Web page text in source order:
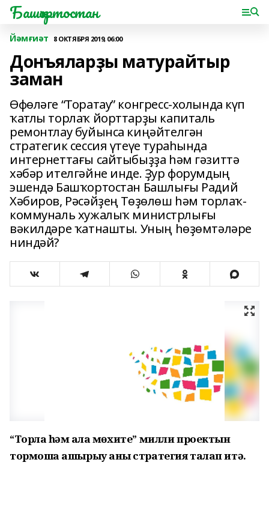
Башҡортостан
Йәмғиәт 8 ОКТЯБРЯ 2019, 06:00
Донъяларҙы матурайтыр
заман
Өфөләге “Торатау” конгресс-холында күп
ҡатлы торлаҡ йорттарҙы капиталь
ремонтлау буйынса киңәйтелгән
стратегик сессия үтеүе тураһында
интернеттағы сайтыбыҙҙа һәм гәзиттә
хәбәр ителгәйне инде. Ҙур форумдың
эшендә Башҡортостан Башлығы Радий
Хәбиров, Рәсәйҙең Төҙөлөш һәм торлаҡ-
коммуналь хужалыҡ министрлығы
вәкилдәре ҡатнашты. Уның һөҙөмтәләре
ниндәй?
“Торлаҡ һәм ҡала мөхите” милли проектын
тормошҡа ашырыу аныҡ стратегия талап итә.